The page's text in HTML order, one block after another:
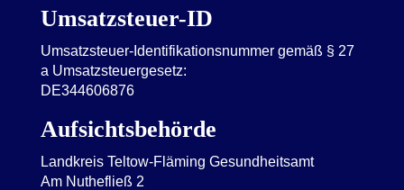
Umsatzsteuer-ID
Umsatzsteuer-Identifikationsnummer gemäß § 27
a Umsatzsteuergesetz:
DE344606876
Aufsichtsbehörde
Landkreis Teltow-Fläming Gesundheitsamt
Am Nuthefließ 2